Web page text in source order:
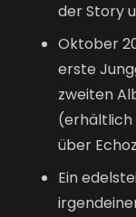
der Story
Oktober
erste
zweiten
(erhältlich
über
Ein